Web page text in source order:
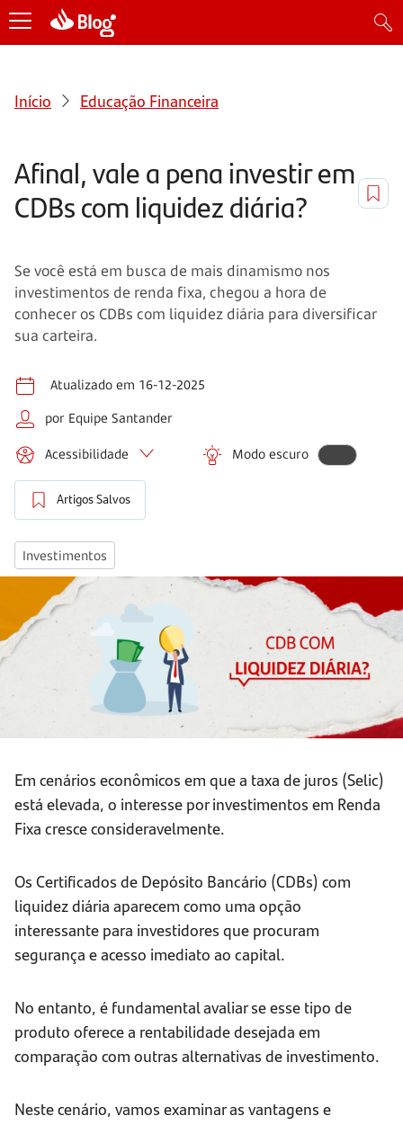
Início Educação Financeira
Afinal, vale a pena investir em
CDBs com liquidez diária?
Se você está em busca de mais dinamismo nos
investimentos de renda fixa, chegou a hora de
conhecer os CDBs com liquidez diária para diversificar
sua carteira.
Atualizado em 16-12-2025
por Equipe Santander
Acessibilidade Modo escuro
Artigos Salvos
Investimentos
Em cenários econômicos em que a taxa de juros (Selic)
está elevada, o interesse por investimentos em Renda
Fixa cresce consideravelmente.
Os Certificados de Depósito Bancário (CDBs) com
liquidez diária aparecem como uma opção
interessante para investidores que procuram
segurança e acesso imediato ao capital.
No entanto, é fundamental avaliar se esse tipo de
produto oferece a rentabilidade desejada em
comparação com outras alternativas de investimento.
Neste cenário, vamos examinar as vantagens e